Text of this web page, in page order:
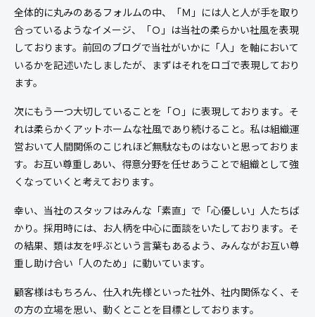
全体的に丸みのあるフォルムの中、「Ｍ」には人と人が手を取り
合っているようなイメージ、「Ｏ」は当社の柔らかい社風を表現
しております。前回のブログで当社がいかに「人」を軸において
いるかを記述いたしましたが、まずはそれをロゴで表現しており
ます。
次にもう一つ大切していることを「Ｏ」に表現しております。そ
れは柔らかくアットホームな社風であり続けること。私は組織運
営おいて人間関係のこじれほど無駄なものはないと思っておりま
す。お互い尊重しあい、得意分野を任せあうことで組織として強
くなっていくと考えております。
幸い、当社のスタッフはみんな「素直」で「心優しい」人たちば
かり。採用時には、お人柄を中心に面談をいたしております。そ
の結果、類は友を呼ぶという言葉もあるよう、みんながお互い尊
重し助け合い「人のため」に動いています。
顧客様はもちろん、仕入れ先様といった社外、社内関係なく、そ
の方の立場を思い、動くとことを目標としております。